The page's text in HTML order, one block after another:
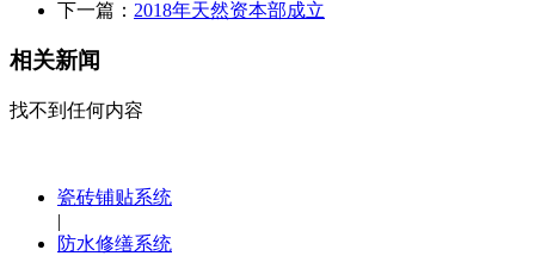
下一篇： 2018年天然资本部成立
相关新闻
找不到任何内容
瓷砖铺贴系统
|
防水修缮系统